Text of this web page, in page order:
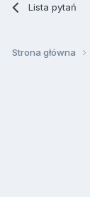
Lista pytań
Strona główna